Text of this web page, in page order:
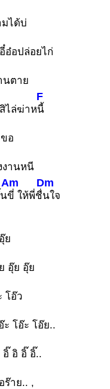
มได้บ่
อ๋อปล่อยไก่
นตาย
ไล่ฆ่าห
F
นี้
อ
งานหนี
Am
ขี่ ให้พี่ชื่
Dm
นใจ
ย
อุ๊ย อุ๊ย
โอ๊ว
ะ โอ๊ะ โอ๊ย..
อิ อิ๊ อิ๊..
ร๊าย.. ,